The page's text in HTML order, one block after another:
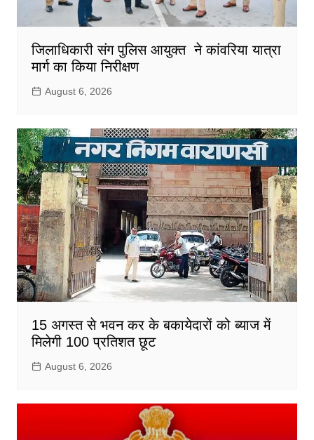
जिलाधिकारी संग पुलिस आयुक्त ने कांवरिया यात्रा
मार्ग का किया निरीक्षण
August 6, 2026
15 अगस्त से भवन कर के बकायेदारों को ब्याज में
मिलेगी 100 प्रतिशत छूट
August 6, 2026